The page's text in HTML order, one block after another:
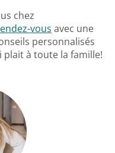
chez
vous avec une
personnalisés
à toute la famille!